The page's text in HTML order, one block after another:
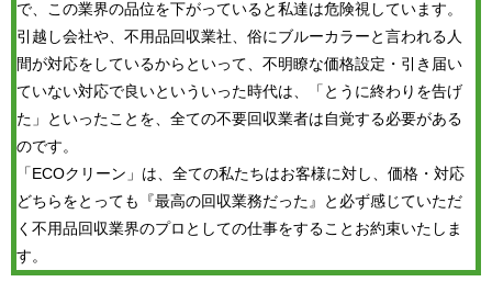
で、この業界の品位を下がっていると私達は危険視しています。
引越し会社や、不用品回収業社、俗にブルーカラーと言われる人
間が対応をしているからといって、不明瞭な価格設定・引き届い
ていない対応で良いといういった時代は、「とうに終わりを告げ
た」といったことを、全ての不要回収業者は自覚する必要がある
のです。
「ECOクリーン」は、全ての私たちはお客様に対し、価格・対応
どちらをとっても『最高の回収業務だった』と必ず感じていただ
く不用品回収業界のプロとしての仕事をすることお約束いたしま
す。